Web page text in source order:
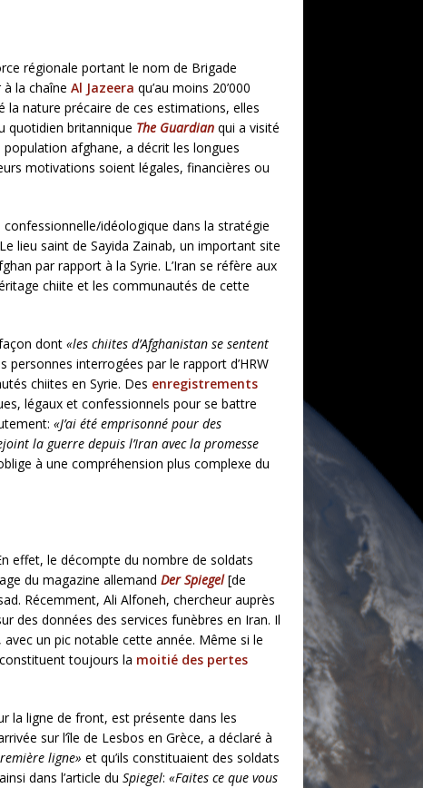
régionale portant le nom de Brigade
la chaîne Al Jazeera qu’au moins 20’000
nature précaire de ces estimations, elles
quotidien britannique The Guardian qui a visité
afghane, a décrit les longues
motivations soient légales, financières ou
idéologique dans la stratégie
lieu saint de Sayida Zainab, un important site
par rapport à la Syrie. L’Iran se réfère aux
chiite et les communautés de cette
dont «les chiites d’Afghanistan se sentent
personnes interrogées par le rapport d’HRW
chiites en Syrie. Des enregistrements
légaux et confessionnels pour se battre
«J’ai été emprisonné pour des
la guerre depuis l’Iran avec la promesse
à une compréhension plus complexe du
effet, le décompte du nombre de soldats
du magazine allemand Der Spiegel[de
Récemment, Ali Alfoneh, chercheur auprès
des données des services funèbres en Iran. Il
un pic notable cette année. Même si le
toujours la moitié des pertes
la ligne de front, est présente dans les
sur l’île de Lesbos en Grèce, a déclaré à
ligne» et qu’ils constituaient des soldats
dans l’article du Spiegel: «Faites ce que vous